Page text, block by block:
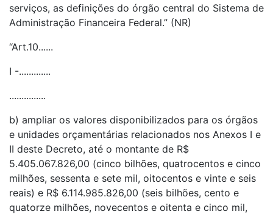
serviços, as definições do órgão central do Sistema de
Administração Financeira Federal.” (NR)
“Art.10......
I -.............
...............
b) ampliar os valores disponibilizados para os órgãos
e unidades orçamentárias relacionados nos Anexos I e
II deste Decreto, até o montante de R$
5.405.067.826,00 (cinco bilhões, quatrocentos e cinco
milhões, sessenta e sete mil, oitocentos e vinte e seis
reais) e R$ 6.114.985.826,00 (seis bilhões, cento e
quatorze milhões, novecentos e oitenta e cinco mil,